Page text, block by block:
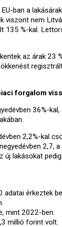
ban a
viszont nem
135 %-kal.
az árak 23
forgalom
36%-kal,
2,2%-kal
2,7, a
új lakásokat
érkeztek
mint 2022-ben.
millió forint volt.